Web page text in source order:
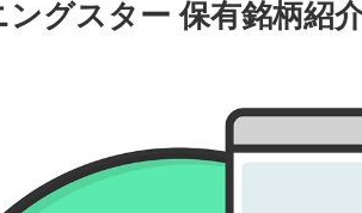
ングスター 保有銘柄紹